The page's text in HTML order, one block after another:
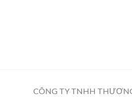
CÔNG TY TNHH